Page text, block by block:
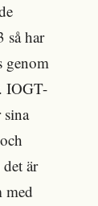
så har
genom
IOGT-
är
med